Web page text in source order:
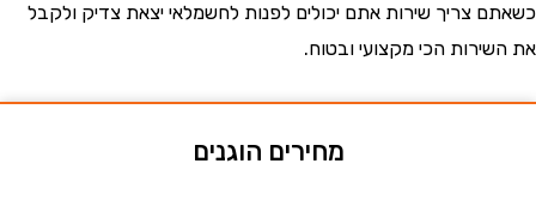
צריך שירות אתם יכולים לפנות לחשמלאי יצאת צדיק ולקבל
הכי מקצועי ובטוח.
מחירים הוגנים